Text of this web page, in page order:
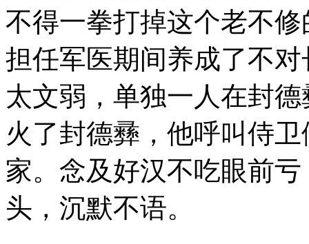
不得一拳打掉这个老不
担任军医期间养成了不
太文弱，单独一人在封
火了封德彞，他呼叫侍
家。念及好汉不吃眼前
头，沉默不语。